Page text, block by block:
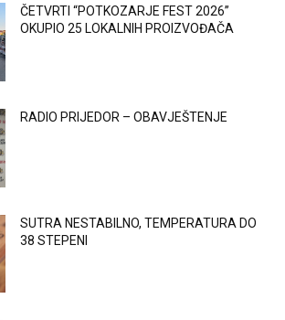
ČETVRTI “POTKOZARJE FEST 2026”
OKUPIO 25 LOKALNIH PROIZVOĐAČA
RADIO PRIJEDOR – OBAVJEŠTENJE
SUTRA NESTABILNO, TEMPERATURA DO
38 STEPENI